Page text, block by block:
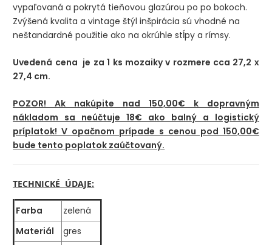
vypaľovaná a pokrytá tieňovou glazúrou po po bokoch.
Zvýšená kvalita a vintage štýl inšpirácia sú vhodné na
neštandardné použitie ako na okrúhle stĺpy a rímsy.
Uvedená cena je za 1 ks mozaiky v rozmere cca 27,2 x
27,4 cm.
POZOR! Ak nakúpite nad 150,00€ k dopravným
nákladom sa neúčtuje 18€ ako balný a logistický
príplatok! V opačnom prípade s cenou pod 150,00€
bude tento poplatok zaúčtovaný.
TECHNICKÉ ÚDAJE:
Farba
zelená
Materiál
gres